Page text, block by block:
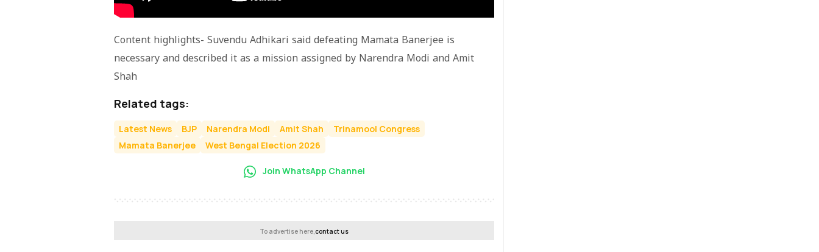
Content highlights- Suvendu Adhikari said defeating Mamata Banerjee is
necessary and described it as a mission assigned by Narendra Modi and Amit
Shah
Related tags:
Latest News BJP Narendra Modi Amit Shah
Trinamool Congress
Mamata Banerjee
West Bengal Election 2026
Join WhatsApp Channel
To advertise here,contact us